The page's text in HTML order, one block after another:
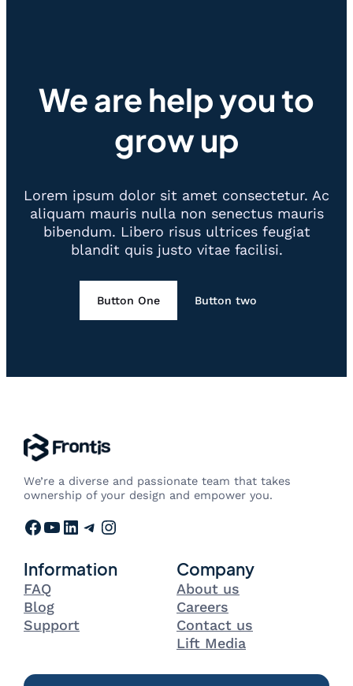
We are help you to
grow up
Lorem ipsum dolor sit amet consectetur. Ac
aliquam mauris nulla non senectus mauris
bibendum. Libero risus ultrices feugiat
blandit quis justo vitae facilisi.
Button One Button two
We’re a diverse and passionate team that takes
ownership of your design and empower you.
Facebook YouTube LinkedIn Telegram Instagram
Information
FAQ
Blog
Support
Company
About us
Careers
Contact us
Lift Media